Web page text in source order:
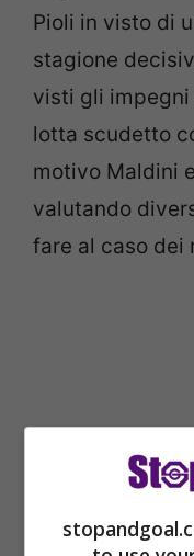
Pioli in visto di
stagione
visti gli impegni
lotta scudetto
motivo Maldini
valutando
fare al caso dei